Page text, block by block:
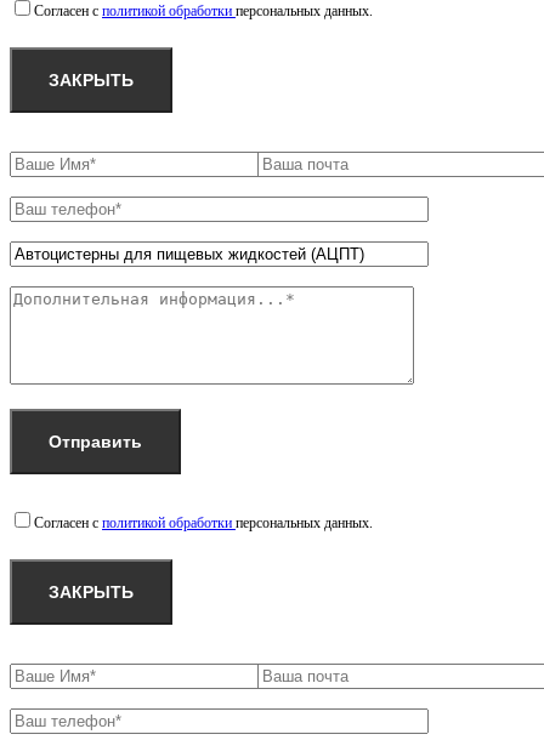
Согласен с политикой обработки персональных данных.
ЗАКРЫТЬ
Согласен с политикой обработки персональных данных.
ЗАКРЫТЬ